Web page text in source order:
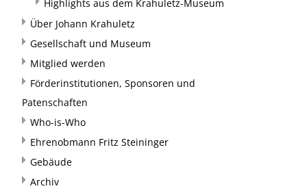
Highlights aus dem Krahuletz-Museum
Über Johann Krahuletz
Gesellschaft und Museum
Mitglied werden
Förderinstitutionen, Sponsoren und
Patenschaften
Who-is-Who
Ehrenobmann Fritz Steininger
Gebäude
Archiv